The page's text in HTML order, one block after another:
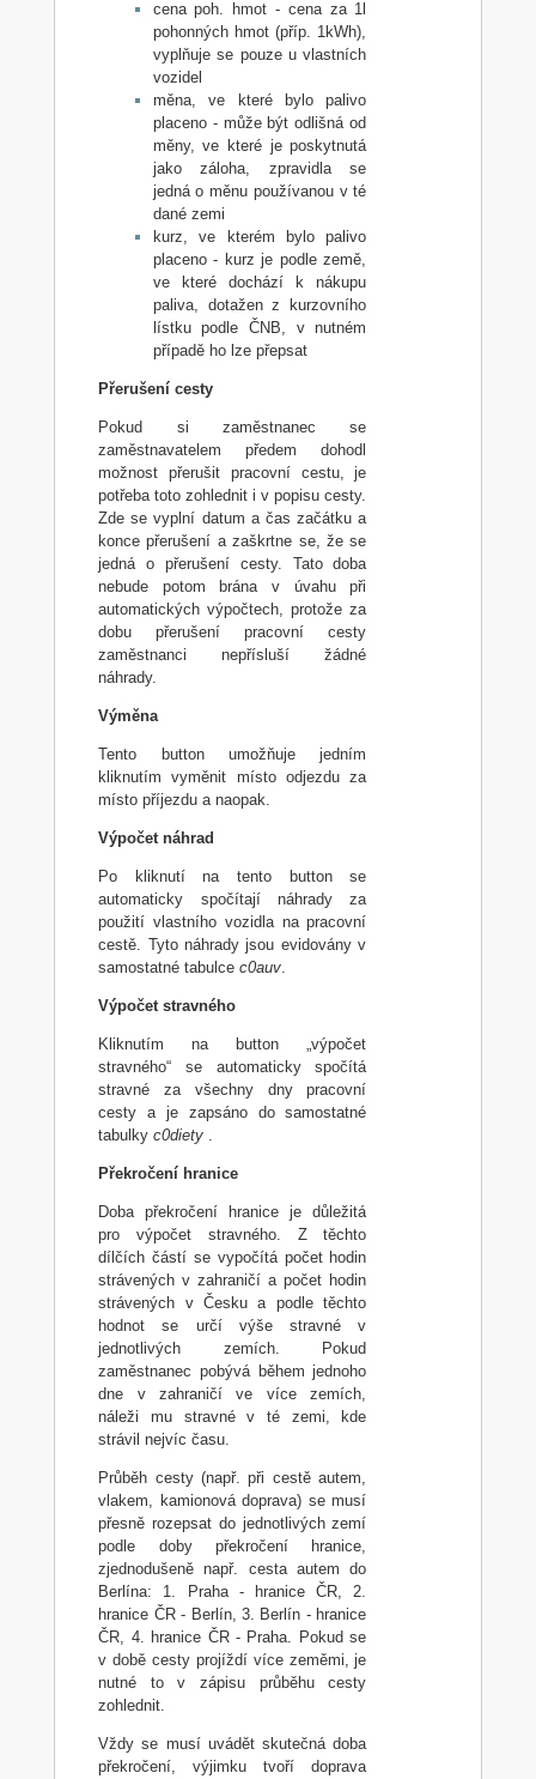
cena poh. hmot - cena za 1l
pohonných hmot (příp. 1kWh),
vyplňuje se pouze u vlastních
vozidel
měna, ve které bylo palivo
placeno - může být odlišná od
měny, ve které je poskytnutá
jako záloha, zpravidla se
jedná o měnu používanou v té
dané zemi
kurz, ve kterém bylo palivo
placeno - kurz je podle země,
ve které dochází k nákupu
paliva, dotažen z kurzovního
lístku podle ČNB, v nutném
případě ho lze přepsat
Přerušení cesty
Pokud si zaměstnanec se
zaměstnavatelem předem dohodl
možnost přerušit pracovní cestu, je
potřeba toto zohlednit i v popisu cesty.
Zde se vyplní datum a čas začátku a
konce přerušení a zaškrtne se, že se
jedná o přerušení cesty. Tato doba
nebude potom brána v úvahu při
automatických výpočtech, protože za
dobu přerušení pracovní cesty
zaměstnanci nepřísluší žádné
náhrady.
Výměna
Tento button umožňuje jedním
kliknutím vyměnit místo odjezdu za
místo příjezdu a naopak.
Výpočet náhrad
Po kliknutí na tento button se
automaticky spočítají náhrady za
použití vlastního vozidla na pracovní
cestě. Tyto náhrady jsou evidovány v
samostatné tabulcec0auv.
Výpočet stravného
Kliknutím na button „výpočet
stravného“ se automaticky spočítá
stravné za všechny dny pracovní
cesty a je zapsáno do samostatné
tabulkyc0diety .
Překročení hranice
Doba překročení hranice je důležitá
pro výpočet stravného. Z těchto
dílčích částí se vypočítá počet hodin
strávených v zahraničí a počet hodin
strávených v Česku a podle těchto
hodnot se určí výše stravné v
jednotlivých zemích. Pokud
zaměstnanec pobývá během jednoho
dne v zahraničí ve více zemích,
náleži mu stravné v té zemi, kde
strávil nejvíc času.
Průběh cesty (např. při cestě autem,
vlakem, kamionová doprava) se musí
přesně rozepsat do jednotlivých zemí
podle doby překročení hranice,
zjednodušeně např. cesta autem do
Berlína: 1. Praha - hranice ČR, 2.
hranice ČR - Berlín, 3. Berlín - hranice
ČR, 4. hranice ČR - Praha. Pokud se
v době cesty projíždí více zeměmi, je
nutné to v zápisu průběhu cesty
zohlednit.
Vždy se musí uvádět skutečná doba
překročení, výjimku tvoří doprava